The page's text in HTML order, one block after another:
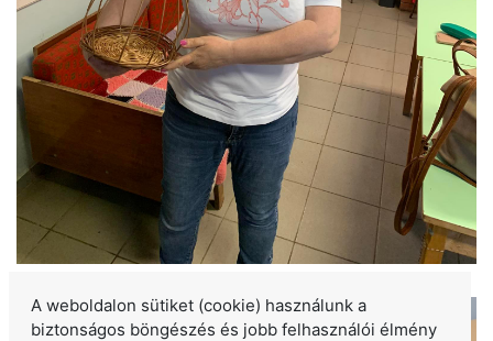
A weboldalon sütiket (cookie) használunk a
biztonságos böngészés és jobb felhasználói élmény